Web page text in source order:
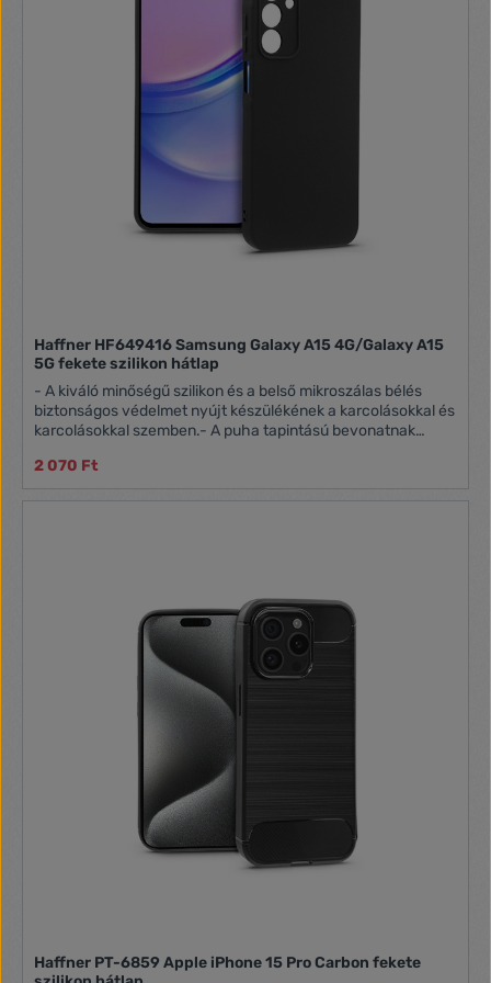
Haffner HF649416 Samsung Galaxy A15 4G/Galaxy A15
5G fekete szilikon hátlap
- A kiváló minőségű szilikon és a belső mikroszálas bélés
biztonságos védelmet nyújt készülékének a karcolásokkal és
karcolásokkal szemben.- A puha tapintású bevonatnak
tökéletesen illeszkedik a kézbe.- A matt, gumírozott
kialakítás megakadályozza, hogy a telefon véletlenül
2 070 Ft
Haffner PT-6859 Apple iPhone 15 Pro Carbon fekete